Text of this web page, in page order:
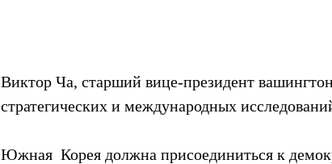
Виктор Ча, старший вице-президент
стратегических и международных
Южная  Корея должна присоединиться к